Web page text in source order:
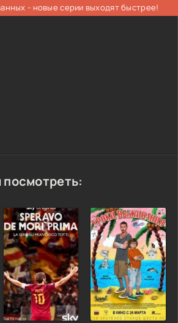
- новые серии выходят быстрее!